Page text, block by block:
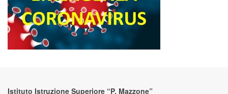
Istituto Istruzione Superiore “P. Mazzone”